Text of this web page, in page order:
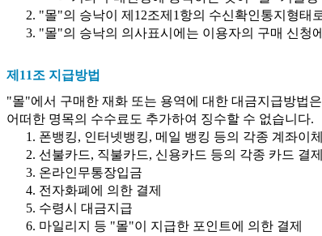
"몰"의 승낙이 제12조제1항의 수신확인통지형태
"몰"의 승낙의 의사표시에는 이용자의 구매 신청
제11조 지급방법
"몰"에서 구매한 재화 또는 용역에 대한 대금지급방법
어떠한 명목의 수수료도 추가하여 징수할 수 없습니다.
폰뱅킹, 인터넷뱅킹, 메일 뱅킹 등의 각종 계좌이체
선불카드, 직불카드, 신용카드 등의 각종 카드 결제
온라인무통장입금
전자화폐에 의한 결제
수령시 대금지급
마일리지 등 "몰"이 지급한 포인트에 의한 결제